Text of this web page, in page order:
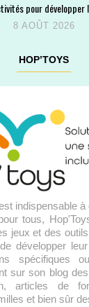
pour développer
8 AOÛT 2026
HOP’TOYS
indispensable
tous,
jeux et des
développer
spécifiques
sur son blog
articles de
et bien sûr